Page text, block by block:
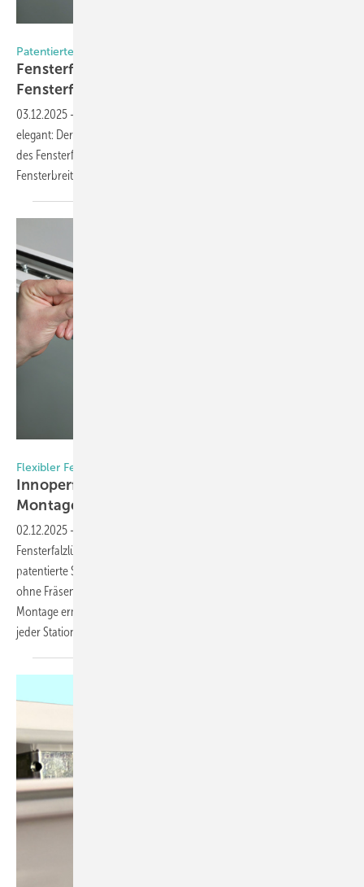
Patentierte 4K-Technik von Innoperform
Fensterfalzlüfter nutzt clever den Bauraum im
Fensterfalz
03.12.2025 -
elegant: Der arimeo classic S sitzt vollständig in der Dichtungsebene
des Fensterflügels. Beschläge spielen keine Rolle mehr – die gesamte
Fensterbreite steht zur
Flexibler Fensterfalzlüfter
Innoperform setzt auf minimalinvasive
Montage
02.12.2025 -
Fensterfalzlüfter, der ohne maschinelle Bearbeitung auskommt. Das
patentierte System wird direkt in die Dichtungsebene eingeclipst –
ohne Fräsen, Bohren oder Schrauben. Diese minimalinvasive
Montage ermöglicht es Fensterherstellern, den Einbau flexibel an
jeder Station im Produktionsprozess